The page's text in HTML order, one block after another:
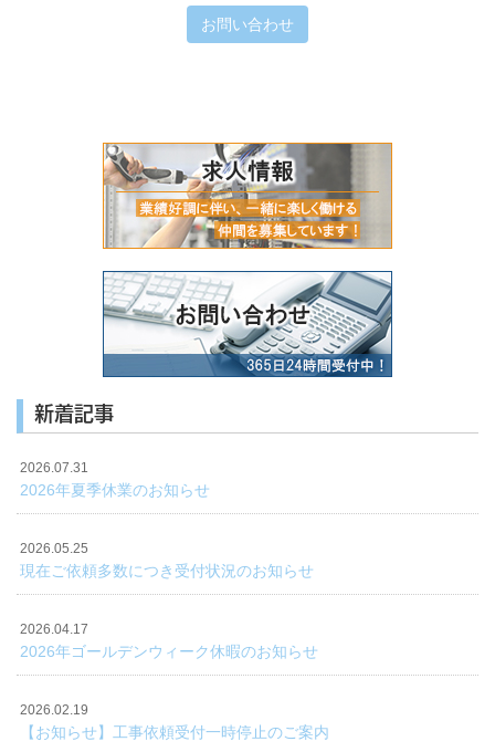
お問い合わせ
新着記事
2026.07.31
2026年夏季休業のお知らせ
2026.05.25
現在ご依頼多数につき受付状況のお知らせ
2026.04.17
2026年ゴールデンウィーク休暇のお知らせ
2026.02.19
【お知らせ】工事依頼受付一時停止のご案内